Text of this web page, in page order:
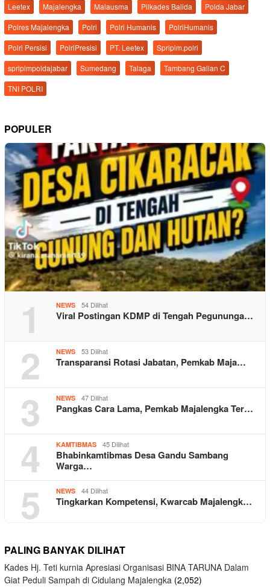
Leetex
Majalengka Malausma Pilkades Balida
Polda Jabar
Polres Majalengka
Polri Polri Humanis
PolriHumanis
Polri Persisi
PolriPresisi PT. Leetex
Spripim.polri
spripimpoldajabar
Sumedang Talaga
Tambang Galian C
TNI POLRI
POPULER
1 NEWS 54 Dilihat
Viral Postingan KDMP di Tengah Pegununga…
2 NEWS 53 Dilihat
Transparansi Rotasi Jabatan, Pemkab Maja…
3 NEWS 47 Dilihat
Pangkas Cara Lama, Pemkab Majalengka Ter…
4 KAMTIBMAS 45 Dilihat
Bhabinkamtibmas Desa Gandu Sambang
Warga…
5 NEWS 44 Dilihat
Tingkarkan Kompetensi, Kwarcab Majalengk…
PALING BANYAK DILIHAT
Kades Hj. Teti kurnia Apresiasi Organisasi BINA TARUNA Dalam
Giat Peduli Sampah di Cidulang Majalengka (2,052)